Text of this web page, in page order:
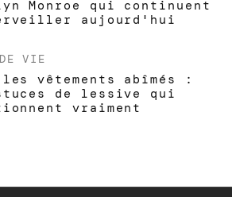
Monroe qui continuent
aujourd'hui
VIE
vêtements abîmés :
de lessive qui
vraiment